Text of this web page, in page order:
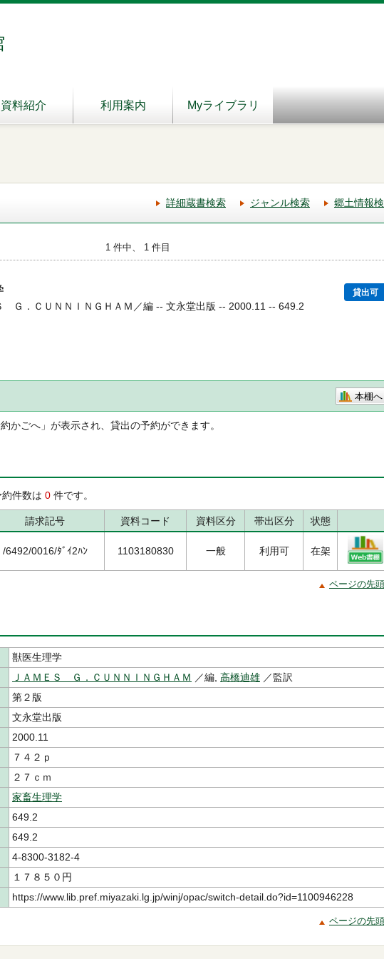
資料紹介 利用案内 Myライブラリ
詳細蔵書検索 ジャンル検索 郷土情報
1 件中、 1 件目
貸出可
Ｇ．ＣＵＮＮＩＮＧＨＡＭ／編 -- 文永堂出版 -- 2000.11 -- 649.2
本棚へ
かごへ」が表示され、貸出の予約ができます。
件数は 0 件です。
請求記号 資料コード 資料区分 帯出区分 状態
/6492/0016/ﾀﾞｲ2ﾊﾝ 1103180830 一般 利用可 在架
ページの先
獣医生理学
ＪＡＭＥＳ Ｇ．ＣＵＮＮＩＮＧＨＡＭ ／編, 高橋迪雄 ／監訳
第２版
文永堂出版
2000.11
７４２ｐ
２７ｃｍ
家畜生理学
649.2
649.2
4-8300-3182-4
１７８５０円
https://www.lib.pref.miyazaki.lg.jp/winj/opac/switch-detail.do?id=1100946228
ページの先